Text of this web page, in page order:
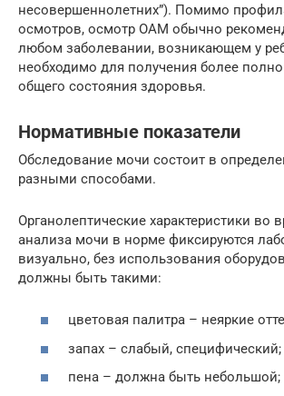
несовершеннолетних”). Помимо
осмотров, осмотр ОАМ обычно
любом заболевании, возникающем у
необходимо для получения более
общего состояния здоровья.
Нормативные показатели
Обследование мочи состоит в
разными способами.
Органолептические характеристики во
анализа мочи в норме фиксируются
визуально, без использования
должны быть такими:
цветовая палитра – неяркие
запах – слабый, специфический;
пена – должна быть небольшой;